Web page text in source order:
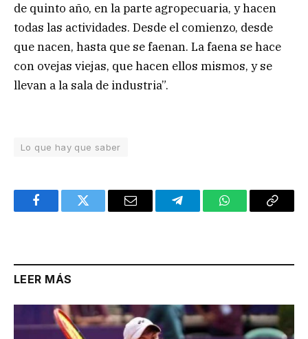
de quinto año, en la parte agropecuaria, y hacen
todas las actividades. Desde el comienzo, desde
que nacen, hasta que se faenan. La faena se hace
con ovejas viejas, que hacen ellos mismos, y se
llevan a la sala de industria”.
Lo que hay que saber
FacebookTwitter Email TelegramWhatsAppCopy
LEER MÁS